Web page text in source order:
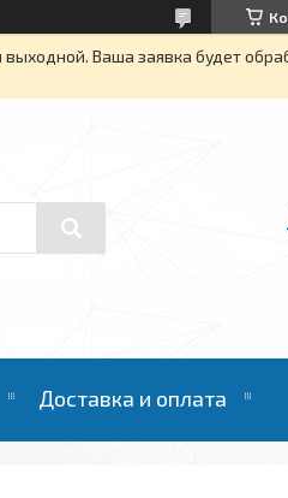
Ваша заявка будет
Доставка и оплата